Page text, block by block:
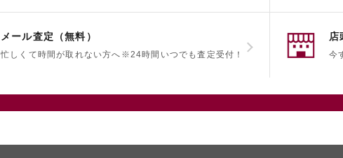
メール査定（無料）
忙しくて時間が取れない方へ ※24時間いつでも査定受付！
店
今